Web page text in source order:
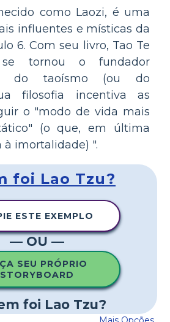
como Laozi, é uma
influentes e místicas da
6. Com seu livro, Tao Te
tornou o fundador
do taoísmo (ou do
filosofia incentiva as
o "modo de vida mais
(o que, em última
à imortalidade) ".
foi Lao Tzu?
ESTE EXEMPLO
— OU —
SEU PRÓPRIO
STORYBOARD